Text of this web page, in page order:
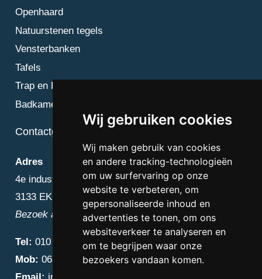
Wij gebruiken cookies
Wij maken gebruik van cookies
en andere tracking-technologieën
om uw surfervaring op onze
website te verbeteren, om
gepersonaliseerde inhoud en
advertenties te tonen, om ons
websiteverkeer te analyseren en
om te begrijpen waar onze
bezoekers vandaan komen.
Openhaard
Natuurstenen tegels
Vensterbanken
Tafels
Trap en Bordes
Badkamer
Contactgegevens
Adres
4e industriestraat 25
3133 EK Vlaardingen
Bezoek alleen op afspraak
Tel: 010 – 223 3759
Mob: 06 – 4838 1000
Email: info@diamantnatuursteen.nl